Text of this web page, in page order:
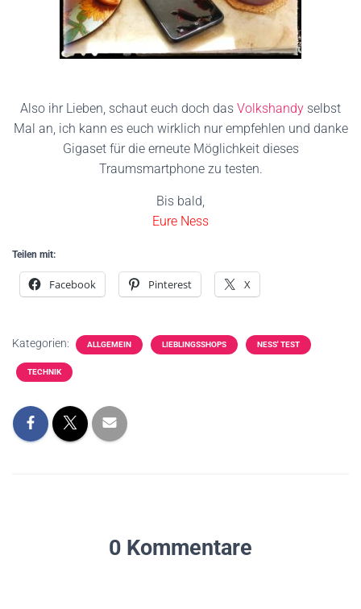
Also ihr Lieben, schaut euch doch das Volkshandy selbst
Mal an, ich kann es euch wirklich nur empfehlen und danke
Gigaset für die erneute Möglichkeit dieses
Traumsmartphone zu testen.
Bis bald,
Eure Ness
Teilen mit:
Facebook Pinterest X
Kategorien: ALLGEMEIN LIEBLINGSSHOPS NESS' TEST
TECHNIK
0 Kommentare